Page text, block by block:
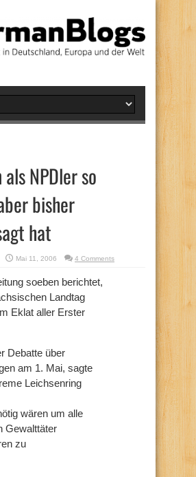
NPDler so
bisher
hat
Mai 11, 2006 4 Comments
soeben berichtet,
Landtag
Eklat aller Erster
Debatte über
am 1. Mai, sagte
Leichsenring
wären um alle
Gewalttäter
zu